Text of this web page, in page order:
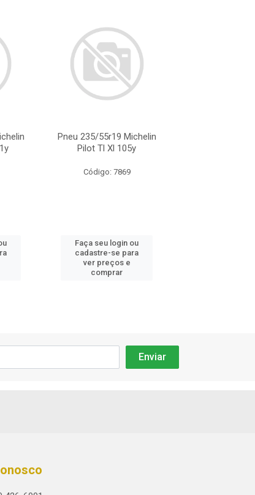
Pneu 235/55r19 Michelin
Pilot Tl Xl 105y
Código: 7869
Faça seu login ou
cadastre-se para
ver preços e
comprar